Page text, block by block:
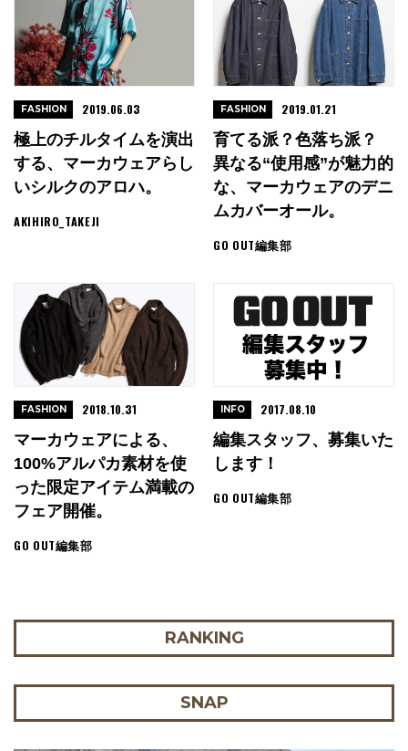
極上のチルタイムを演出
する、マーカウェアらし
いシルクのアロハ。
AKIHIRO_TAKEJI
FASHION 2019.06.03
育てる派？色落ち派？
異なる“使用感”が魅力的
な、マーカウェアのデニ
ムカバーオール。
GO OUT編集部
FASHION 2019.01.21
マーカウェアによる、
100%アルパカ素材を使
った限定アイテム満載の
フェア開催。
GO OUT編集部
FASHION 2018.10.31
編集スタッフ、募集いた
します！
GO OUT編集部
INFO 2017.08.10
RANKING
SNAP